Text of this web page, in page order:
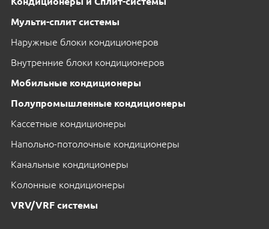
Мульти-сплит системы
Наружные блоки кондиционеров
Внутренние блоки кондиционеров
Мобильные кондиционеры
Полупромышленные кондиционеры
Кассетные кондиционеры
Напольно-потолочные кондиционеры
Канальные кондиционеры
Колонные кондиционеры
VRV/VRF системы